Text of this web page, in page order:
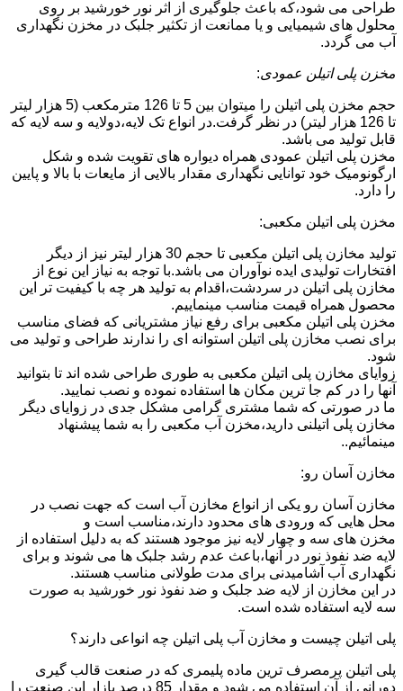
طراحی می شود،که باعث جلوگیری از اثر نور خورشید بر روی
محلول های شیمیایی و یا ممانعت از تکثیر جلبک در مخزن نگهداری
آب می گردد.
مخزن پلی اتیلن عمودی:
حجم مخزن پلی اتیلن را میتوان بین 5 تا 126 مترمکعب (5 هزار لیتر
تا 126 هزار لیتر) در نظر گرفت.در انواع تک لایه،دولایه و سه لایه که
قابل تولید می باشد.
مخزن پلی اتیلن عمودی همراه دیواره های تقویت شده و شکل
ارگونومیک خود توانایی نگهداری مقدار بالایی از مایعات با بالا و پایین
را دارد.
مخزن پلی اتیلن مکعبی:
تولید مخازن پلی اتیلن مکعبی تا حجم 30 هزار لیتر نیز از دیگر
افتخارات تولیدی ایده نوآوران می باشد.با توجه به نیاز این نوع از
مخازن پلی اتیلن در سردشت،اقدام به تولید هر چه با کیفیت تر این
محصول همراه قیمت مناسب مینماییم.
مخزن پلی اتیلن مکعبی برای رفع نیاز مشتریانی که فضای مناسب
برای نصب مخازن پلی اتیلن استوانه ای را ندارند طراحی و تولید می
شود.
زوایای مخازن پلی اتیلن مکعبی به طوری طراحی شده اند تا بتوانید
آنها را در کم جا ترین مکان ها استفاده نموده و نصب نمایید.
ما در صورتی که شما مشتری گرامی مشکل جدی در زوایای دیگر
مخازن پلی اتیلنی دارید،مخزن آب مکعبی را به شما پیشنهاد
مینمائیم..
مخازن آسان رو:
مخازن آسان رو یکی از انواع مخازن آب است که جهت نصب در
محل هایی که ورودی های محدود دارند،مناسب است و
مخزن های سه و چهار لایه نیز موجود هستند که به دلیل استفاده از
لایه ضد نفوذ نور در آنها،باعث عدم رشد جلبک ها می شوند و برای
نگهداری آب آشامیدنی برای مدت طولانی مناسب هستند.
در این مخازن از لایه ضد جلبک و ضد نفوذ نور خورشید به صورت
سه لایه استفاده شده است.
پلی اتیلن چیست و مخازن آب پلی اتیلن چه انواعی دارند؟
پلی اتیلن پرمصرف ترین ماده پلیمری که در صنعت قالب گیری
دورانی از آن استفاده می شود و مقدار 85 درصد بازار این صنعت را